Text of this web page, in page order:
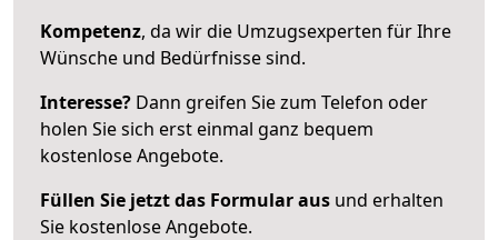
Kompetenz, da wir die Umzugsexperten für Ihre
Wünsche und Bedürfnisse sind.
Interesse? Dann greifen Sie zum Telefon oder
holen Sie sich erst einmal ganz bequem
kostenlose Angebote.
Füllen Sie jetzt das Formular aus und erhalten
Sie kostenlose Angebote.